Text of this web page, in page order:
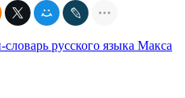
русского языка Макса